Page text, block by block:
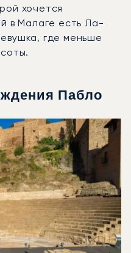
хочется
в Малаге есть Ла-
где меньше
Пабло